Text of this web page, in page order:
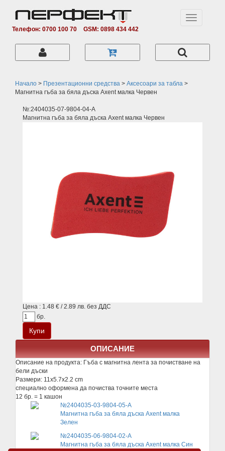
Телефон: 0700 100 70 GSM: 0898 434 442
Toggle
Начало > Презентационни средства > Аксесоари за табла >
Магнитна гъба за бяла дъска Axent малка Червен
№:2404035-07-9804-04-A
Магнитна гъба за бяла дъска Axent малка Червен
Цена : 1.48 € / 2.89 лв. без ДДС
бр.
ОПИСАНИЕ
Описание на продукта: Гъба с магнитна лента за почистване на
бели дъски
Размери: 11x5.7x2.2 cm
специално оформена да почиства точните места
12 бр. = 1 кашон
№2404035-03-9804-05-A
Магнитна гъба за бяла дъска Axent малка
Зелен
№2404035-06-9804-02-A
Магнитна гъба за бяла дъска Axent малка Син